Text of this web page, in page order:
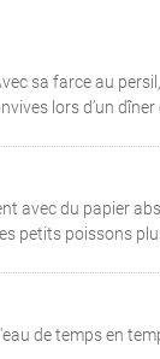
sa farce au
lors d’un dîner
avec du papier
petits poissons
de temps en